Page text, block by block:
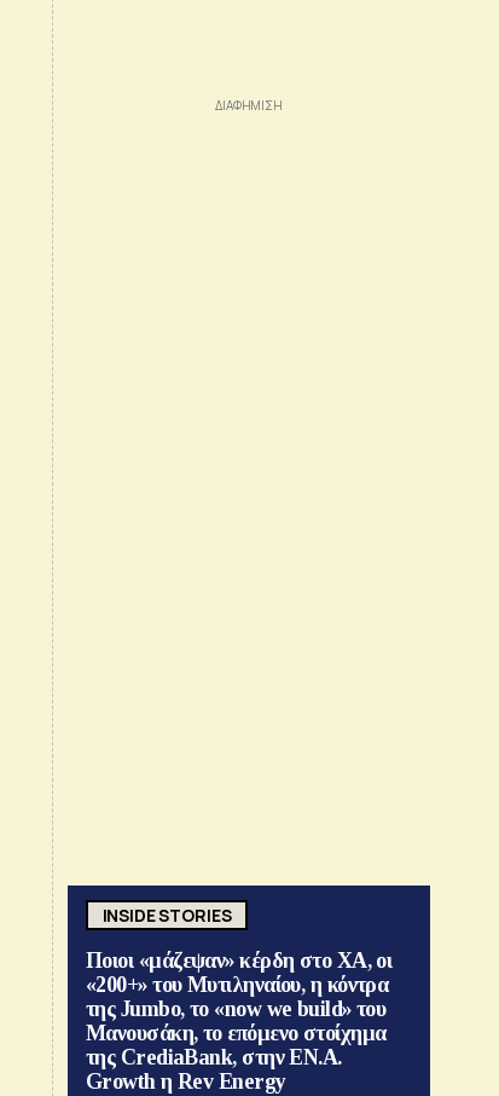
INSIDE STORIES
Ποιοι «μάζεψαν» κέρδη στο ΧΑ, οι
«200+» του Μυτιληναίου, η κόντρα
της Jumbo, το «now we build» του
Μανουσάκη, το επόμενο στοίχημα
της CrediaBank, στην ΕΝ.Α.
Growth η Rev Energy